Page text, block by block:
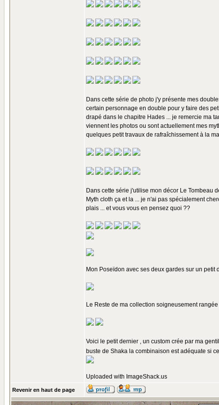
Dans cette série de photo j'y présente mes
certain personnage en double pour y faire des
drapé dans le chapitre Hades ... je remercie ma
viennent les photos ou sont actuellement mes
quelques petit travaux de rafraîchissement à la
Dans cette série j'utilise mon décor Le Tombeau
Myth cloth ça et la ... je n'ai pas spécialement
plais ... et vous vous en pensez quoi ??
Mon Poseïdon avec ses deux gardes sur un petit
Le Reste de ma collection soigneusement
Voici le petit dernier , un custom crée par ma
buste de Shaka la combinaison est adéquate si
Uploaded with ImageShack.us
Revenir en haut de page